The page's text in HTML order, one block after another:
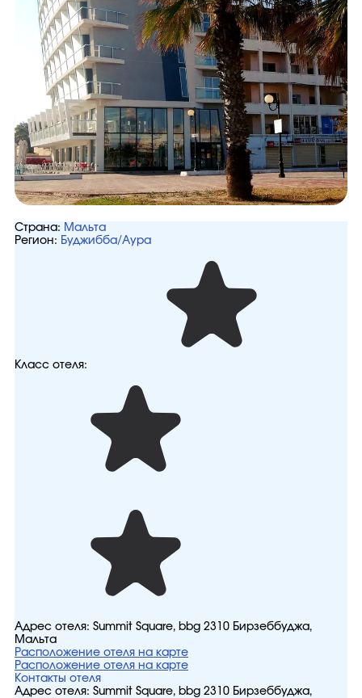
Страна: Мальта
Регион: Буджибба/Аура
Класс отеля:
Адрес отеля: Summit Square, bbg 2310 Бирзеббуджа,
Мальта
Расположение отеля на карте
Расположение отеля на карте
Контакты отеля
Адрес отеля: Summit Square, bbg 2310 Бирзеббуджа,